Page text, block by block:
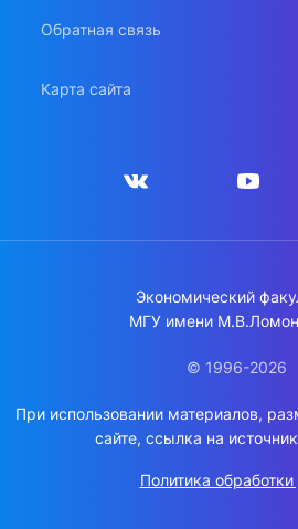
Обратная связь
Карта сайта
Экономический
МГУ имени
© 1996-2026
При использовании материалов,
сайте, ссылка на
Политика